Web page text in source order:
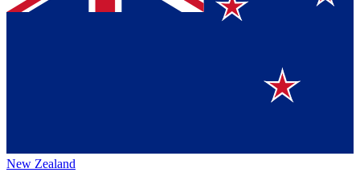
New Zealand